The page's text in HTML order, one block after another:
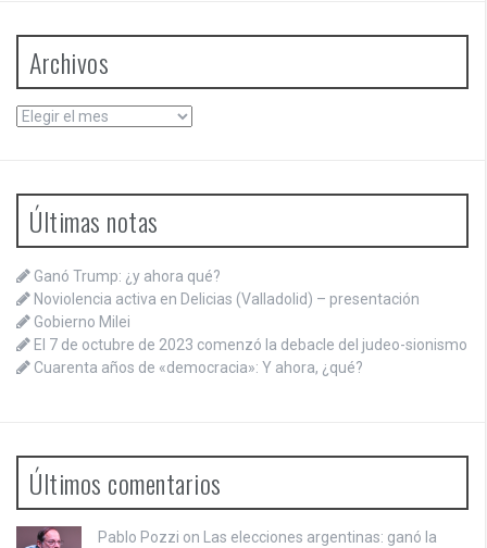
Archivos
Archivos
Últimas notas
Ganó Trump: ¿y ahora qué?
Noviolencia activa en Delicias (Valladolid) – presentación
Gobierno Milei
El 7 de octubre de 2023 comenzó la debacle del judeo-sionismo
Cuarenta años de «democracia»: Y ahora, ¿qué?
Últimos comentarios
Pablo Pozzi on Las elecciones argentinas: ganó la